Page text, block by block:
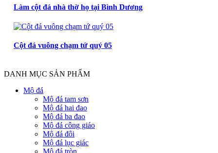
Làm cột đá nhà thờ họ tại Bình Dương
Cột đá vuông chạm tứ quý 05
DANH MỤC SẢN PHẨM
Mộ đá
Mộ đá tam sơn
Mộ đá hai đao
Mộ đá ba đao
Mộ đá công giáo
Mộ đá đôi
Mộ đá lục giác